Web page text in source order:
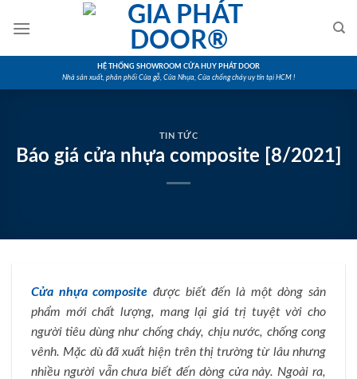
HỆ THỐNG SHOWROOM CỬA HUY PHÁT DOOR
Nhà sản xuất, phân phối Cửa gỗ, Cửa Nhựa, Cửa chống cháy uy tín tại HCM !
TIN TỨC
Báo giá cửa nhựa composite [8/2021]
Cửa nhựa composite được biết đến là một dòng sản
phẩm mới chất lượng, mang lại giá trị tuyệt vời cho
người tiêu dùng như chống cháy, chịu nước, chống cong
vênh. Mặc dù đã xuất hiện trên thị trường từ lâu nhưng
nhiều người vẫn chưa biết đến dòng cửa này. Ngoài ra,